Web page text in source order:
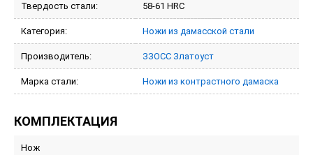
Твердость стали: 58-61 HRC
Категория: Ножи из дамасской стали
Производитель: ЗЗОСС Златоуст
Марка стали: Ножи из контрастного дамаска
КОМПЛЕКТАЦИЯ
Нож